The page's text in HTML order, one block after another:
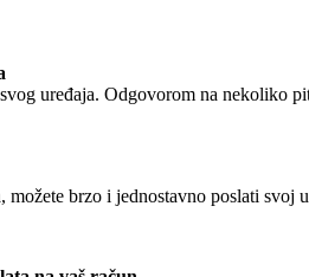
uređaja. Odgovorom na nekoliko
možete brzo i jednostavno poslati svoj